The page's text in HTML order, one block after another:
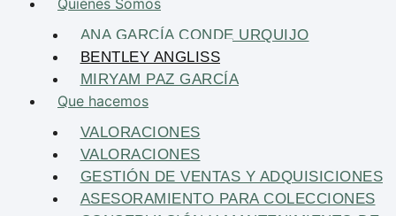
Quiénes Somos
ANA GARCÍA CONDE URQUIJO
BENTLEY ANGLISS
MIRYAM PAZ GARCÍA
Que hacemos
VALORACIONES
VALORACIONES
GESTIÓN DE VENTAS Y ADQUISICIONES
ASESORAMIENTO PARA COLECCIONES